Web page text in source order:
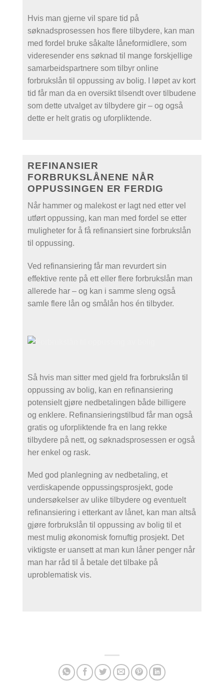
Hvis man gjerne vil spare tid på
søknadsprosessen hos flere tilbydere, kan man
med fordel bruke såkalte låneformidlere, som
videresender ens søknad til mange forskjellige
samarbeidspartnere som tilbyr online
forbrukslån til oppussing av bolig. I løpet av kort
tid får man da en oversikt tilsendt over tilbudene
som dette utvalget av tilbydere gir – og også
dette er helt gratis og uforpliktende.
REFINANSIER
FORBRUKSLÅNENE NÅR
OPPUSSINGEN ER FERDIG
Når hammer og malekost er lagt ned etter vel
utført oppussing, kan man med fordel se etter
muligheter for å få refinansiert sine forbrukslån
til oppussing.
Ved refinansiering får man revurdert sin
effektive rente på ett eller flere forbrukslån man
allerede har – og kan i samme sleng også
samle flere lån og smålån hos én tilbyder.
Så hvis man sitter med gjeld fra forbrukslån til
oppussing av bolig, kan en refinansiering
potensielt gjøre nedbetalingen både billigere
og enklere. Refinansieringstilbud får man også
gratis og uforpliktende fra en lang rekke
tilbydere på nett, og søknadsprosessen er også
her enkel og rask.
Med god planlegning av nedbetaling, et
verdiskapende oppussingsprosjekt, gode
undersøkelser av ulike tilbydere og eventuelt
refinansiering i etterkant av lånet, kan man altså
gjøre forbrukslån til oppussing av bolig til et
mest mulig økonomisk fornuftig prosjekt. Det
viktigste er uansett at man kun låner penger når
man har råd til å betale det tilbake på
uproblematisk vis.